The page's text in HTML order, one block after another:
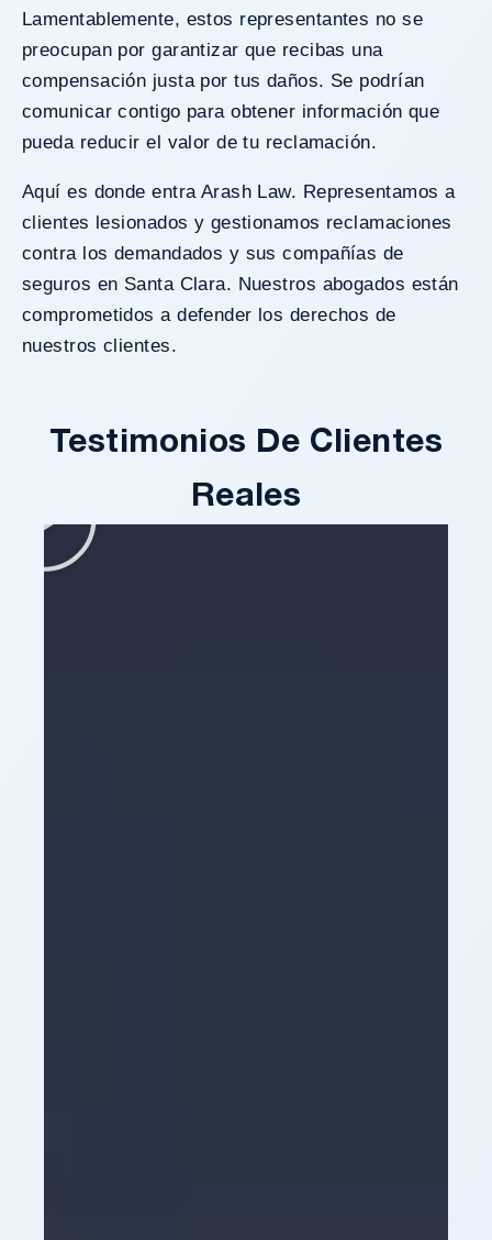
Lamentablemente, estos representantes no se
preocupan por garantizar que recibas una
compensación justa por tus daños. Se podrían
comunicar contigo para obtener información que
pueda reducir el valor de tu reclamación.
Aquí es donde entra Arash Law. Representamos a
clientes lesionados y gestionamos reclamaciones
contra los demandados y sus compañías de
seguros en Santa Clara. Nuestros abogados están
comprometidos a defender los derechos de
nuestros clientes.
Testimonios De Clientes
Reales